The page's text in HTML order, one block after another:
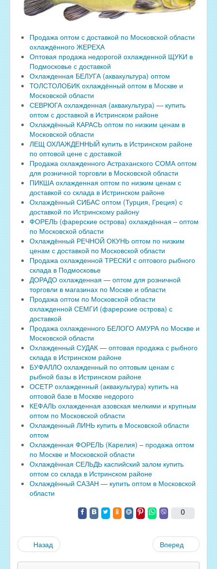
Продажа оптом с доставкой по Московской области
охлаждённого ЖЕРЕХА
Оптовая продажа недорогой охлажденной ЩУКИ в
Подмосковье с доставкой
Охлажденная БЕЛУГА (аквакультура) оптом
ТОЛСТОЛОБИК охлаждённый оптом в Москве и
Московской области
СЕВРЮГА охлажденная (аквакультура) — купить
оптом с доставкой в Истринском районе
Охлаждённый КАРАСЬ оптом по низким ценам в
Московской области
ЛЕЩ ОХЛАЖДЕННЫЙ купить в Истринском районе
по оптовой цене с доставкой
Продажа охлажденного Астраханского СОМА оптом
для розничной торговли в Московской области
ПИКША охлажденная оптом по низким ценам с
доставкой со склада в Истринском районе
Охлаждённый СИБАС оптом (Турция, Греция) с
доставкой по Истринскому району
ФОРЕЛЬ (фарерские острова) охлаждённая – оптом
по Московской области
Охлаждённый РЕЧНОЙ ОКУНЬ оптом по низким
ценам с доставкой по Московской области
Продажа охлажденной ТРЕСКИ с оптового рыбного
склада в Подмосковье
ДОРАДО охлажденная — оптом для розничной
торговли в магазинах по Москве и области
Продажа оптом по Московской области
охлажденной СЕМГИ (фарерские острова) с
доставкой
Продажа охлажденного БЕЛОГО АМУРА по Москве и
Московской области
Охлажденный СУДАК — оптовая продажа с рыбного
склада в Истринском районе
БУФАЛЛО охлажденный по оптовым ценам с
рыбной базы в Истринском районе
ОСЕТР охлажденный (аквакультура) купить на
оптовой базе в Москве недорого
КЕФАЛЬ охлажденная азовская мелкими и крупным
оптом по Московской области
Охлажденный ЛИНЬ купить в Московской области
оптом
Охлажденная ФОРЕЛЬ (Карелия) – продажа оптом
по Москве и Московской области
Охлаждённая СЕЛЬДЬ каспийский залом купить
оптом со склада в Истринском районе
Охлаждённый САЗАН — купить оптом в Московской
области
0
Назад Вперед